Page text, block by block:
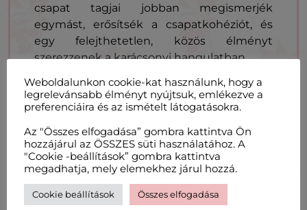
csapat tagjai jobban megismerjék
egymást, erősítsék a csapatkohéziót, és
egy felejthetetlen, közös élményt
szerezzenek a karácsonyi hangulatban.
A 7 főt befogadó workshop-műhelyünk
szeretettel várja cégek jelentkezését egy
Kérd ajánlatunkat!
Weboldalunkon cookie-kat használunk, hogy a
legrelevánsabb élményt nyújtsuk, emlékezve a
preferenciáira és az ismételt látogatásokra.
Az "Összes elfogadása” gombra kattintva Ön
hozzájárul az ÖSSZES süti használatához. A
"Cookie -beállítások” gombra kattintva
megadhatja, mely elemekhez járul hozzá.
Cookie beállítások Összes elfogadása